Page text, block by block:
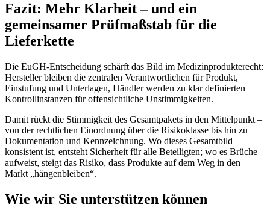
Fazit: Mehr Klarheit – und ein
gemeinsamer Prüfmaßstab für die
Lieferkette
Die EuGH‑Entscheidung schärft das Bild im Medizinprodukterecht:
Hersteller bleiben die zentralen Verantwortlichen für Produkt,
Einstufung und Unterlagen, Händler werden zu klar definierten
Kontrollinstanzen für offensichtliche Unstimmigkeiten.
Damit rückt die Stimmigkeit des Gesamtpakets in den Mittelpunkt –
von der rechtlichen Einordnung über die Risikoklasse bis hin zu
Dokumentation und Kennzeichnung. Wo dieses Gesamtbild
konsistent ist, entsteht Sicherheit für alle Beteiligten; wo es Brüche
aufweist, steigt das Risiko, dass Produkte auf dem Weg in den
Markt „hängenbleiben“.
Wie wir Sie unterstützen können